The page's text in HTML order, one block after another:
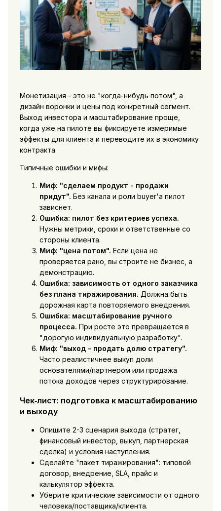
Монетизация - это не "когда-нибудь потом", а
дизайн воронки и цены под конкретный сегмент.
Выход инвестора и масштабирование проще,
когда уже на пилоте вы фиксируете измеримые
эффекты для клиента и переводите их в экономику
контракта.
Типичные ошибки и мифы:
Миф: "сделаем продукт - продажи
придут". Без канала и роли buyer'а пилот
зависнет.
Ошибка: пилот без критериев успеха.
Нужны метрики, сроки и ответственные со
стороны клиента.
Миф: "цена потом". Если цена не
проверяется рано, вы строите не бизнес, а
демонстрацию.
Ошибка: зависимость от одного заказчика
без плана тиражирования. Должна быть
дорожная карта повторяемого внедрения.
Ошибка: масштабирование ручного
процесса. При росте это превращается в
"дорогую индивидуальную разработку".
Миф: "выход - продать долю стратегу".
Часто реалистичнее выкуп доли
основателями/партнером или продажа
потока доходов через структурирование.
Чек‑лист: подготовка к масштабированию
и выходу
Опишите 2-3 сценария выхода (стратег,
финансовый инвестор, выкуп, партнерская
сделка) и условия наступления.
Сделайте "пакет тиражирования": типовой
договор, внедрение, SLA, прайс и
калькулятор эффекта.
Уберите критические зависимости от одного
человека/поставщика/клиента.